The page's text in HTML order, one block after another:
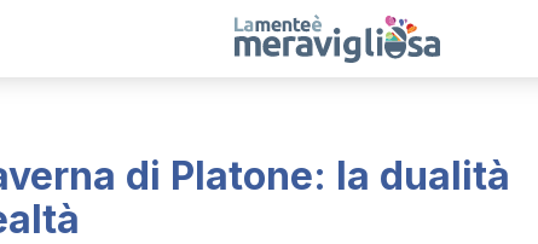
di Platone: la dualità